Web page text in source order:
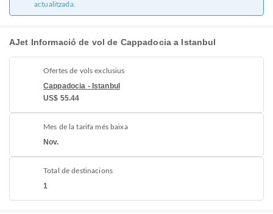
actualitzada.
AJet Informació de vol de Cappadocia a Istanbul
Ofertes de vols exclusius
Cappadocia - Istanbul
US$ 55.44
Mes de la tarifa més baixa
Nov.
Total de destinacions
1